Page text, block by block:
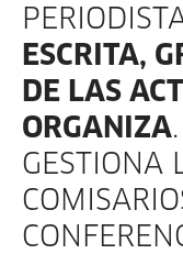
ESCRITA,
DE LAS
ORGANIZA
GESTIONA